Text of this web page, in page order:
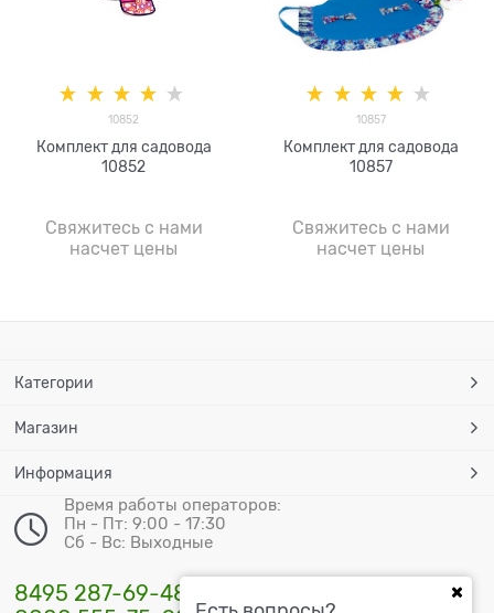
10852
Комплект для садовода
10852
Свяжитесь с нами
насчет цены
10857
Комплект для садовода
10857
Свяжитесь с нами
насчет цены
Категории
Магазин
Информация
Время работы операторов:
Пн - Пт: 9:00 - 17:30
Сб - Вс: Выходные
8495 287-69-48